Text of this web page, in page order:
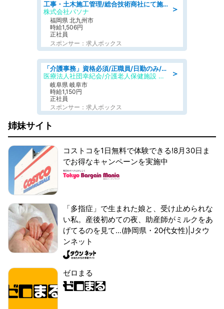
＞
工事・土木施工管理/総合技術商社にて施工管理のお仕事/即日勤務可/車通勤可/工事・土木施工管理/生産・品質管理
株式会社パソナ
福岡県 北九州市
時給1,506円
正社員
スポンサー：求人ボックス
＞
「介護事務」資格必須/正職員/日勤のみ/介護老人保健施設
医療法人社団幸紀会/介護老人保健施設 グリーンビラ安江
岐阜県 岐阜市
時給1,150円
正社員
スポンサー：求人ボックス
姉妹サイト
コストコを1日無料で体験できる!8月30日ま
でお得なキャンペーンを実施中
「多指症」で生まれた娘と、受け止められな
い私。産後初めての夜、助産師がミルクをあ
げてるのを見て...(静岡県・20代女性)|Jタウ
ンネット
ゼロまる